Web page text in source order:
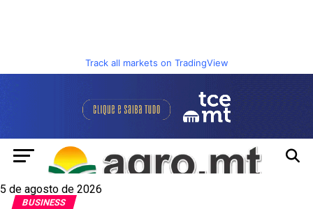
Track all markets on TradingView
5 de agosto de 2026
BUSINESS